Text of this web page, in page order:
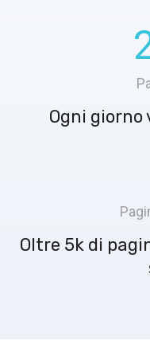
Ogni
Oltre 5k di